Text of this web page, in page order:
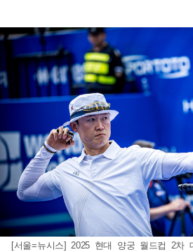
[서울=뉴시스] 2025 현대 양궁 월드컵 2차